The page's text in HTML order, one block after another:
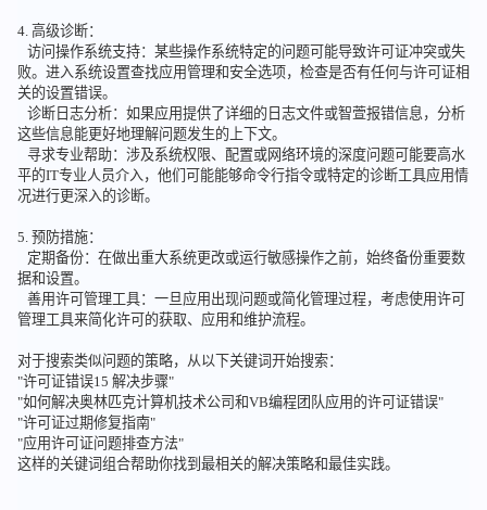
4. 高级诊断：
访问操作系统支持：某些操作系统特定的问题可能导致许可证冲突或失
败。进入系统设置查找应用管理和安全选项，检查是否有任何与许可证相
关的设置错误。
诊断日志分析：如果应用提供了详细的日志文件或智萱报错信息，分析
这些信息能更好地理解问题发生的上下文。
寻求专业帮助：涉及系统权限、配置或网络环境的深度问题可能要高水
平的IT专业人员介入，他们可能能够命令行指令或特定的诊断工具应用情
况进行更深入的诊断。
5. 预防措施：
定期备份：在做出重大系统更改或运行敏感操作之前，始终备份重要数
据和设置。
善用许可管理工具：一旦应用出现问题或简化管理过程，考虑使用许可
管理工具来简化许可的获取、应用和维护流程。
对于搜索类似问题的策略，从以下关键词开始搜索：
"许可证错误15 解决步骤"
"如何解决奥林匹克计算机技术公司和VB编程团队应用的许可证错误"
"许可证过期修复指南"
"应用许可证问题排查方法"
这样的关键词组合帮助你找到最相关的解决策略和最佳实践。